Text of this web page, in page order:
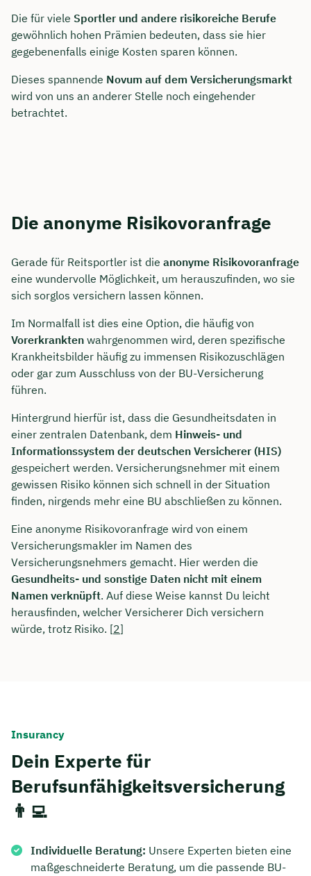
Die für viele Sportler und andere risikoreiche Berufe
gewöhnlich hohen Prämien bedeuten, dass sie hier
gegebenenfalls einige Kosten sparen können.
Dieses spannende Novum auf dem Versicherungsmarkt
wird von uns an anderer Stelle noch eingehender
betrachtet.
Die anonyme Risikovoranfrage
Gerade für Reitsportler ist die anonyme Risikovoranfrage
eine wundervolle Möglichkeit, um herauszufinden, wo sie
sich sorglos versichern lassen können.
Im Normalfall ist dies eine Option, die häufig von
Vorerkrankten wahrgenommen wird, deren spezifische
Krankheitsbilder häufig zu immensen Risikozuschlägen
oder gar zum Ausschluss von der BU-Versicherung
führen.
Hintergrund hierfür ist, dass die Gesundheitsdaten in
einer zentralen Datenbank, dem Hinweis- und
Informationssystem der deutschen Versicherer (HIS)
gespeichert werden. Versicherungsnehmer mit einem
gewissen Risiko können sich schnell in der Situation
finden, nirgends mehr eine BU abschließen zu können.
Eine anonyme Risikovoranfrage wird von einem
Versicherungsmakler im Namen des
Versicherungsnehmers gemacht. Hier werden die
Gesundheits- und sonstige Daten nicht mit einem
Namen verknüpft. Auf diese Weise kannst Du leicht
herausfinden, welcher Versicherer Dich versichern
würde, trotz Risiko. [2]
Insurancy
Dein Experte für
Berufsunfähigkeitsversicherung
👨‍💻
Individuelle Beratung: Unsere Experten bieten eine
maßgeschneiderte Beratung, um die passende BU-